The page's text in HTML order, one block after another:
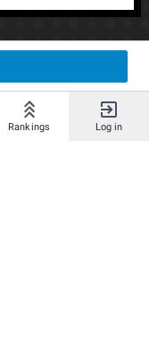
Rankings Log in